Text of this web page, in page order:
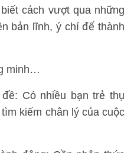
cách vượt qua những
bản lĩnh, ý chí để thành
minh…
Có nhiều bạn trẻ thụ
kiếm chân lý của cuộc